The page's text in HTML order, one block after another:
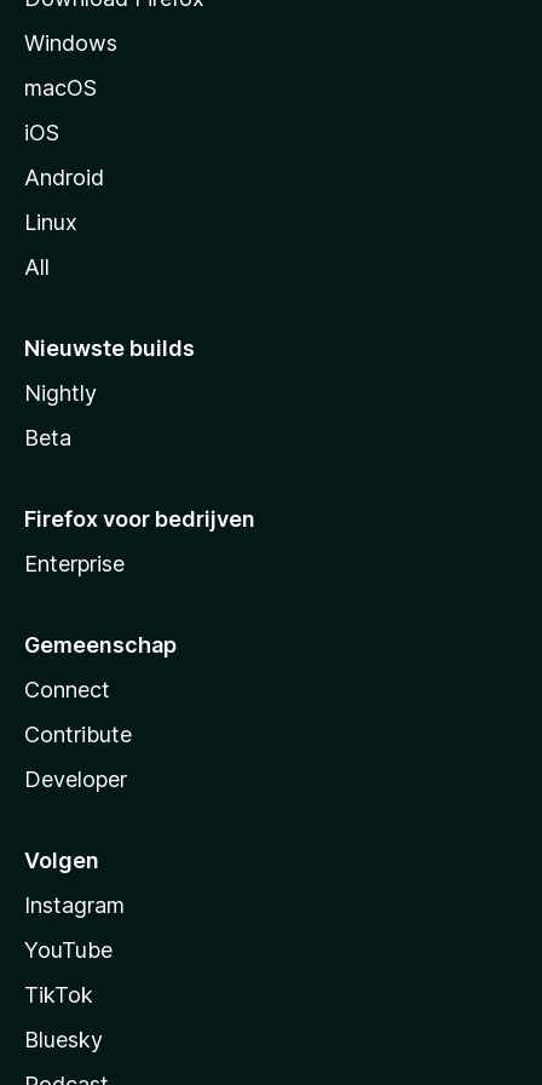
g
iWindows
macOS
iOS
Android
Linux
All
Nieuwste builds
Nightly
Beta
Firefox voor bedrijven
Enterprise
Gemeenschap
Connect
Contribute
Developer
Volgen
Instagram
YouTube
TikTok
Bluesky